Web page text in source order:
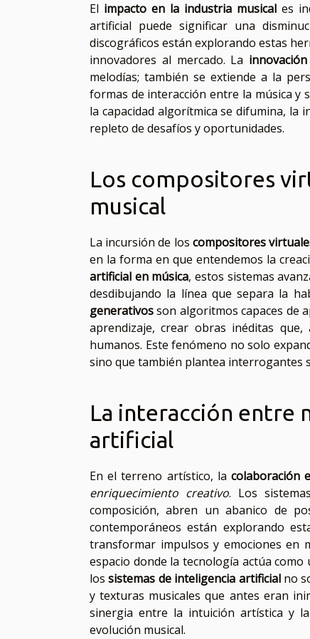
El impacto en la industria musical es
artificial puede significar una
discográficos están explorando estas
innovadores al mercado. La
melodías; también se extiende a la
formas de interacción entre la música y
la capacidad algorítmica se difumina, la
repleto de desafíos y oportunidades.
Los compositores
musical
La incursión de los compositores
en la forma en que entendemos la
artificial en música, estos sistemas
desdibujando la línea que separa la
generativosson algoritmos capaces de
aprendizaje, crear obras inéditas
humanos. Este fenómeno no solo
sino que también plantea interrogantes
La interacción entre
artificial
En el terreno artístico, la colaboración
enriquecimiento creativo. Los
composición, abren un abanico de
contemporáneos están explorando
transformar impulsos y emociones en
espacio donde la tecnología actúa
lossistemas de inteligencia artificialno
y texturas musicales que antes eran
sinergia entre la intuición artística y
evolución musical.